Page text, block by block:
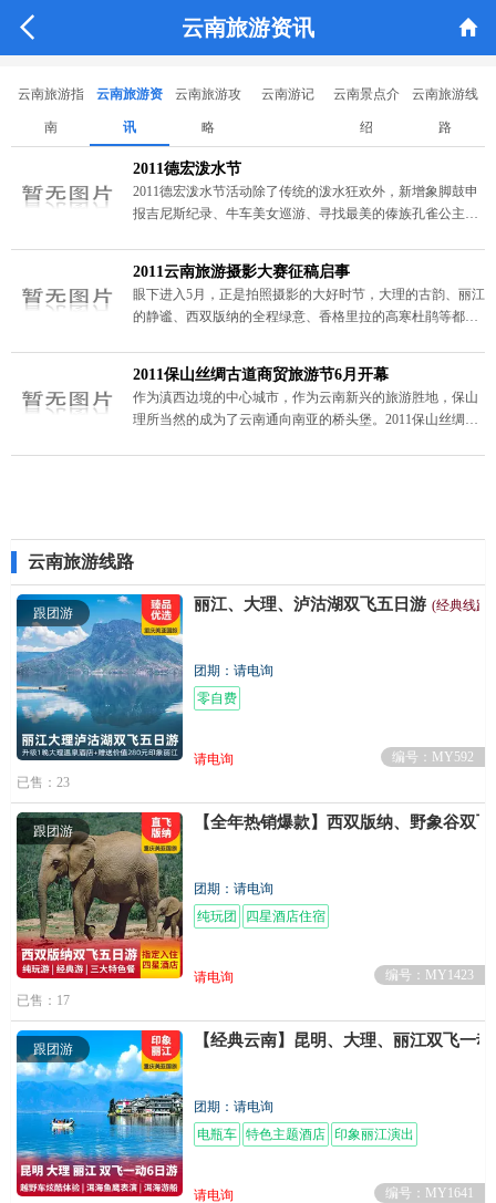
 云南旅游资讯 
云南旅游指
南
云南旅游资
讯
云南旅游攻
略
云南游记 云南景点介
绍
云南旅游线
路
2011德宏泼水节
2011德宏泼水节活动除了传统的泼水狂欢外，新增象脚鼓申
报吉尼斯纪录、牛车美女巡游、寻找最美的傣族孔雀公主、
水，用飞溅的水花表示真诚的祝福。
2011云南旅游摄影大赛征稿启事
眼下进入5月，正是拍照摄影的大好时节，大理的古韵、丽江
的静谧、西双版纳的全程绿意、香格里拉的高寒杜鹃等都是
摄影家协会承办的2011云南旅游摄影大赛正在征稿。
2011保山丝绸古道商贸旅游节6月开幕
作为滇西边境的中心城市，作为云南新兴的旅游胜地，保山
理所当然的成为了云南通向南亚的桥头堡。2011保山丝绸古
云南旅游线路
跟团游 丽江、大理、泸沽湖双飞五日游 (经典线路
团期：请电询
零自费
请电询
编号：MY592
已售：23
跟团游 【全年热销爆款】西双版纳、野象谷双
团期：请电询
纯玩团
四星酒店住宿
请电询
编号：MY1423
已售：17
跟团游 【经典云南】昆明、大理、丽江双飞一
团期：请电询
电瓶车 特色主题酒店 印象丽江演出
请电询
编号：MY1641